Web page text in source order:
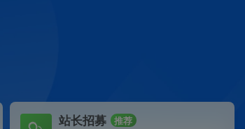
站长招募 推荐